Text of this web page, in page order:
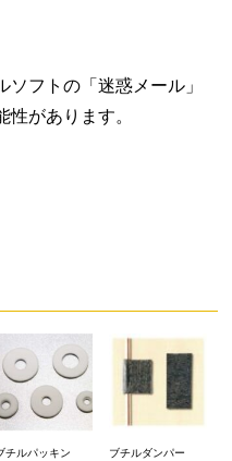
フトの「迷惑メール」
があります。
チルパッキン ブチルダンパー